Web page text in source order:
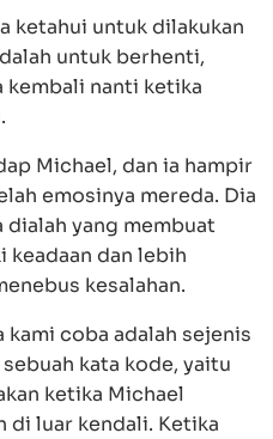
ketahui untuk dilakukan
untuk berhenti,
kembali nanti ketika
Michael, dan ia hampir
emosinya mereda. Dia
yang membuat
dan lebih
kesalahan.
coba adalah sejenis
kata kode, yaitu
ketika Michael
di luar kendali. Ketika